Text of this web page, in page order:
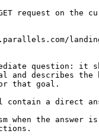
GET request on
question: it
and describes the
that goal.
contain a direct
when the